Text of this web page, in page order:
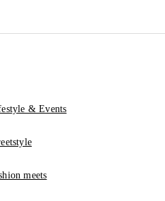
& Events
meets